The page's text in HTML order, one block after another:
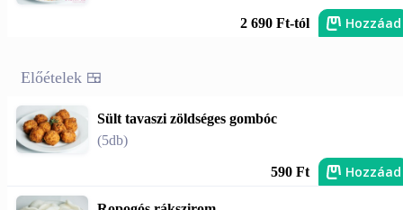
2 690 Ft-tól Hozzáad
Előételek 🍱
Sült tavaszi zöldséges gombóc
(5db)
590 Ft Hozzáad